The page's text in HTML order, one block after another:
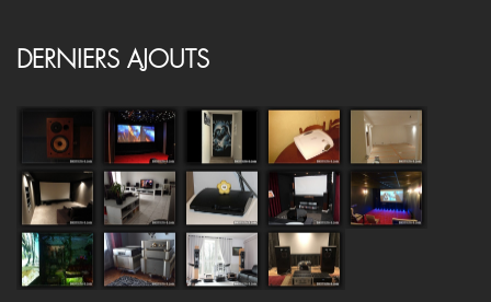
DERNIERS AJOUTS